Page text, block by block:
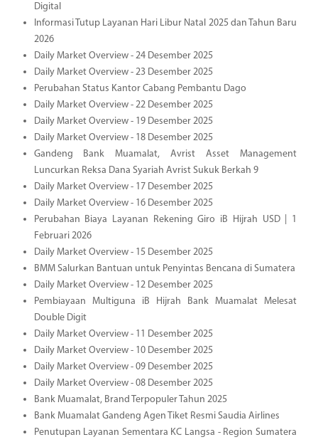
Digital
Informasi Tutup Layanan Hari Libur Natal 2025 dan Tahun Baru
2026
Daily Market Overview - 24 Desember 2025
Daily Market Overview - 23 Desember 2025
Perubahan Status Kantor Cabang Pembantu Dago
Daily Market Overview - 22 Desember 2025
Daily Market Overview - 19 Desember 2025
Daily Market Overview - 18 Desember 2025
Gandeng Bank Muamalat, Avrist Asset Management
Luncurkan Reksa Dana Syariah Avrist Sukuk Berkah 9
Daily Market Overview - 17 Desember 2025
Daily Market Overview - 16 Desember 2025
Perubahan Biaya Layanan Rekening Giro iB Hijrah USD | 1
Februari 2026
Daily Market Overview - 15 Desember 2025
BMM Salurkan Bantuan untuk Penyintas Bencana di Sumatera
Daily Market Overview - 12 Desember 2025
Pembiayaan Multiguna iB Hijrah Bank Muamalat Melesat
Double Digit
Daily Market Overview - 11 Desember 2025
Daily Market Overview - 10 Desember 2025
Daily Market Overview - 09 Desember 2025
Daily Market Overview - 08 Desember 2025
Bank Muamalat, Brand Terpopuler Tahun 2025
Bank Muamalat Gandeng Agen Tiket Resmi Saudia Airlines
Penutupan Layanan Sementara KC Langsa - Region Sumatera